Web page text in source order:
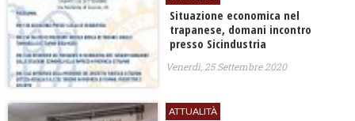
Situazione economica nel
trapanese, domani incontro
presso Sicindustria
Venerdì, 25 Settembre 2020
ATTUALITÀ